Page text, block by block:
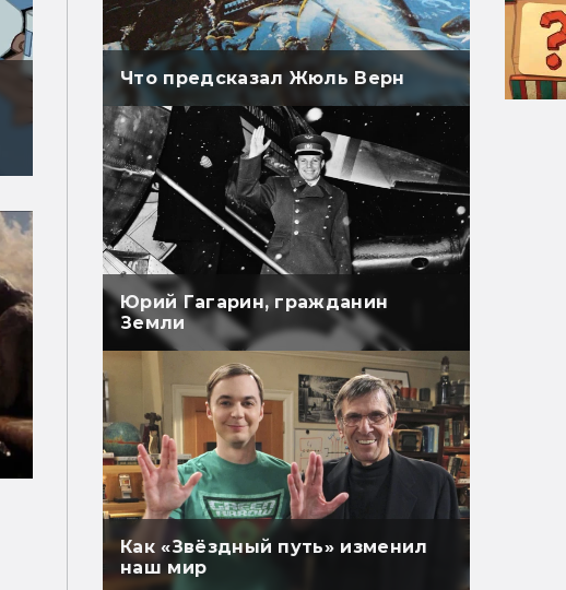
Что предсказал Жюль Верн
Юрий Гагарин, гражданин
Земли
Как «Звёздный путь» изменил
наш мир